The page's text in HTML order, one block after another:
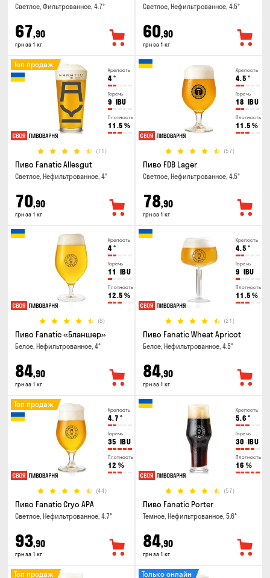
Светлое, Фильтрованное, 4.7°
67,90
грн за 1 кг
Светлое, Нефильтрованное, 4.5°
60,90
грн за 1 кг
Крепость
4°
Горечь
9 IBU
Плотность
11.5 %
(71)
Топ продаж
Пиво Fanatic Allesgut
Светлое, Нефильтрованное, 4°
70,90
грн за 1 кг
Крепость
4.5 °
Горечь
18 IBU
Плотность
11.5 %
(57)
Пиво FDB Lager
Светлое, Нефильтрованное, 4.5°
78,90
грн за 1 кг
Крепость
4°
Горечь
11 IBU
Плотность
12.5 %
(8)
Пиво Fanatic «Бланшер»
Белое, Нефильтрованное, 4°
84,90
грн за 1 кг
Крепость
4.5 °
Горечь
9 IBU
Плотность
11.5 %
(21)
Пиво Fanatic Wheat Apricot
Белое, Нефильтрованное, 4.5°
84,90
грн за 1 кг
Крепость
4.7 °
Горечь
35 IBU
Плотность
12 %
(44)
Топ продаж
Пиво Fanatic Cryo APA
Светлое, Нефильтрованное, 4.7°
93,90
грн за 1 кг
Крепость
5.6 °
Горечь
30 IBU
Плотность
16 %
(57)
Пиво Fanatic Porter
Темное, Нефильтрованное, 5.6°
84,90
грн за 1 кг
Топ продаж Только онлайн